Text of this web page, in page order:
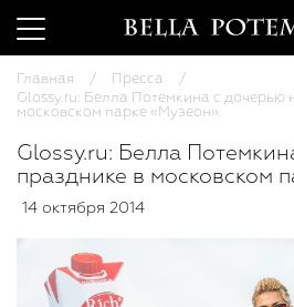
Главная
Пресса
Glossy.ru: Белла Потемкина с дочерью
московском парке «Музеон».
Glossy.ru: Белла
празднике в московском
14 октября 2014